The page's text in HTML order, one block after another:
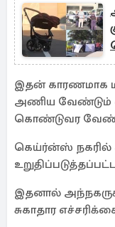
இதன் காரணமாக
அணிய வேண்டும்
கொண்டுவர
கெய்ர்ன்ஸ் நகரில்
இதனால்
சுகாதார